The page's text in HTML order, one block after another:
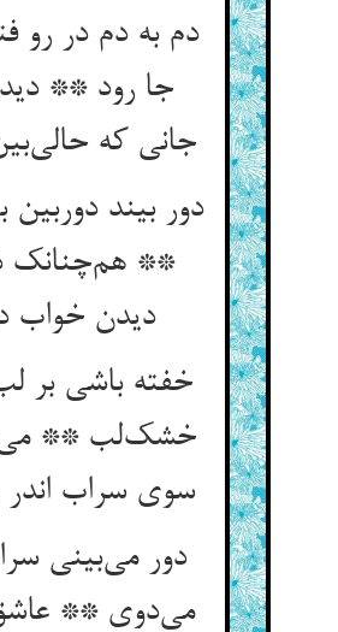
دم به دم در رو
جا رود **
جانی که
دور بیند دوربین
** هم‌چنانک
دیدن خواب
خفته باشی بر
خشک‌لب **
سوی سراب
دور می‌بینی
می‌دوی **